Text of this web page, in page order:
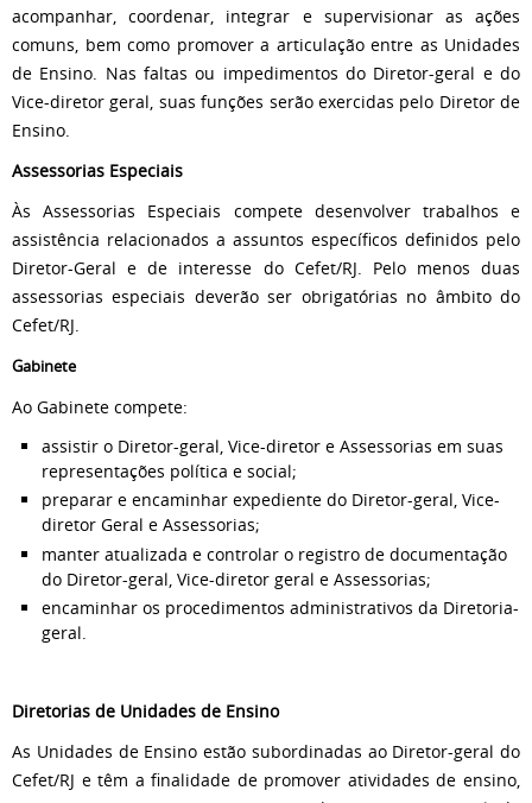
acompanhar, coordenar, integrar e supervisionar as ações
comuns, bem como promover a articulação entre as Unidades
de Ensino. Nas faltas ou impedimentos do Diretor-geral e do
Vice-diretor geral, suas funções serão exercidas pelo Diretor de
Ensino.
Assessorias Especiais
Às Assessorias Especiais compete desenvolver trabalhos e
assistência relacionados a assuntos específicos definidos pelo
Diretor-Geral e de interesse do Cefet/RJ. Pelo menos duas
assessorias especiais deverão ser obrigatórias no âmbito do
Cefet/RJ.
Gabinete
Ao Gabinete compete:
assistir o Diretor-geral, Vice-diretor e Assessorias em suas
representações política e social;
preparar e encaminhar expediente do Diretor-geral, Vice-
diretor Geral e Assessorias;
manter atualizada e controlar o registro de documentação
do Diretor-geral, Vice-diretor geral e Assessorias;
encaminhar os procedimentos administrativos da Diretoria-
geral.
Diretorias de Unidades de Ensino
As Unidades de Ensino estão subordinadas ao Diretor-geral do
Cefet/RJ e têm a finalidade de promover atividades de ensino,